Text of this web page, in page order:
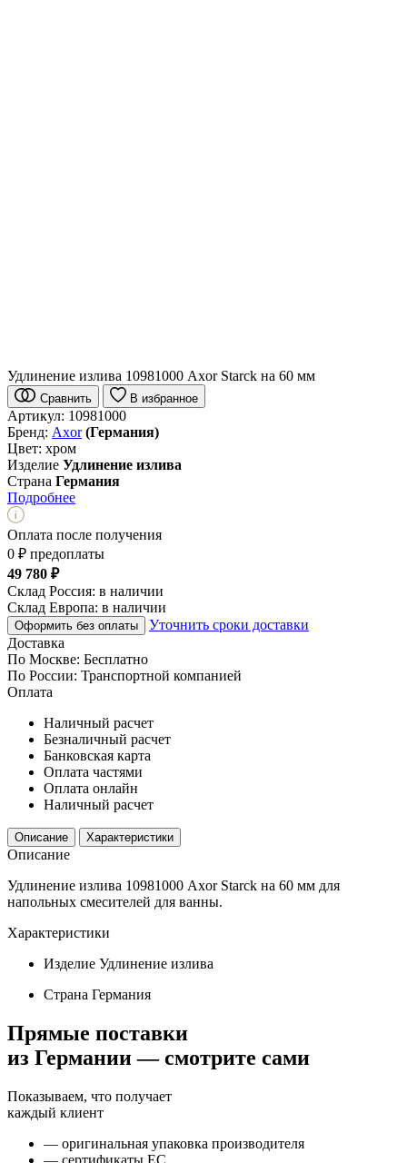
Удлинение излива 10981000 Axor Starck на 60 мм
Сравнить В избранное
Артикул: 10981000
Бренд: Axor (Германия)
Цвет: хром
Изделие Удлинение излива
Страна Германия
Подробнее
Оплата после получения
0 ₽ предоплаты
49 780 ₽
Склад Россия: в наличии
Склад Европа: в наличии
Оформить без оплаты
Уточнить сроки доставки
Доставка
По Москве: Бесплатно
По России: Транспортной компанией
Оплата
Наличный расчет
Безналичный расчет
Банковская карта
Оплата частями
Оплата онлайн
Наличный расчет
Описание Характеристики
Описание
Удлинение излива 10981000 Axor Starck на 60 мм для
напольных смесителей для ванны.
Характеристики
Изделие Удлинение излива
Страна Германия
Прямые поставки
из Германии — смотрите сами
Показываем, что получает
каждый клиент
— оригинальная упаковка производителя
— сертификаты ЕС